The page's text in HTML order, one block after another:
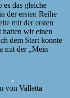
es das gleiche
der ersten Reihe
mit der ersten
hatten wir einen
dem Start konnte
mit der „Mein
von Valletta